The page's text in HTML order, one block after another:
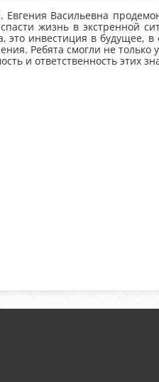
Васильевна
жизнь в экстренной
это инвестиция в будущее,
Ребята смогли не только
и ответственность этих